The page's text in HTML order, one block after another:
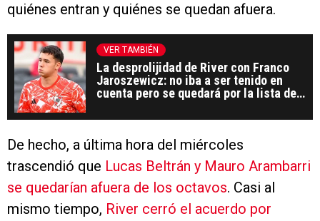
quiénes entran y quiénes se quedan afuera.
VER TAMBIÉN
La desprolijidad de River con Franco
Jaroszewicz: no iba a ser tenido en
cuenta pero se quedará por la lista de
De hecho, a última hora del miércoles
trascendió que Lucas Beltrán y Mauro Arambarri
se quedarían afuera de los octavos. Casi al
mismo tiempo, River cerró el acuerdo por